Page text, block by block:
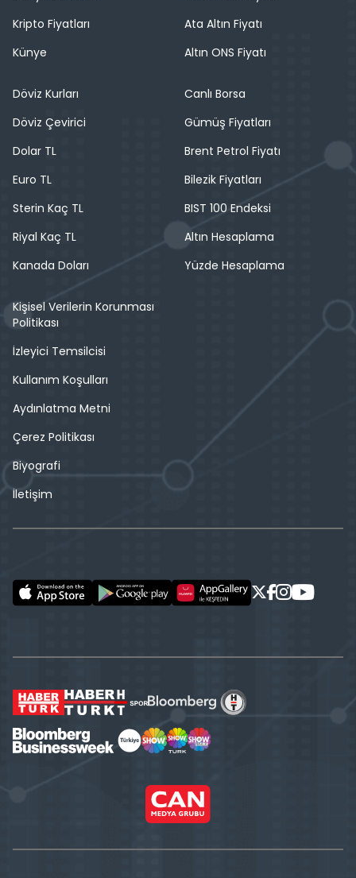
Kripto Fiyatları
Künye
Ata Altın Fiyatı
Altın ONS Fiyatı
Döviz Kurları
Döviz Çevirici
Dolar TL
Euro TL
Sterin Kaç TL
Riyal Kaç TL
Kanada Doları
Canlı Borsa
Gümüş Fiyatları
Brent Petrol Fiyatı
Bilezik Fiyatları
BIST 100 Endeksi
Altın Hesaplama
Yüzde Hesaplama
Kişisel Verilerin Korunması
Politikası
İzleyici Temsilcisi
Kullanım Koşulları
Aydınlatma Metni
Çerez Politikası
Biyografi
İletişim